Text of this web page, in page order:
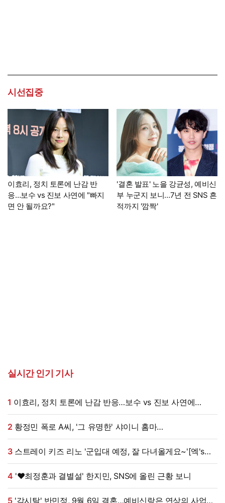
시선집중
이효리, 정치 토론에 난감 반
응…보수 vs 진보 사연에 "빠지
면 안 될까요?"
'결혼 발표' 노을 강균성, 예비신
부 누군지 보니…7년 전 SNS 흔
적까지 '깜짝'
실시간 인기 기사
1
"빠지면 안 될까요?"
2
출신?…"고마워서 술 사려던 건데" 침묵 이유 있었나 [엑's
이슈]
3스트레이 키즈 리노 '군입대 예정, 잘 다녀올게요~'[엑's
HD포토]
4 '♥최정훈과 결별설' 한지민, SNS에 올린 근황 보니
5'각시탈' 반민정, 9월 6일 결혼…예비신랑은 연상의 사업가